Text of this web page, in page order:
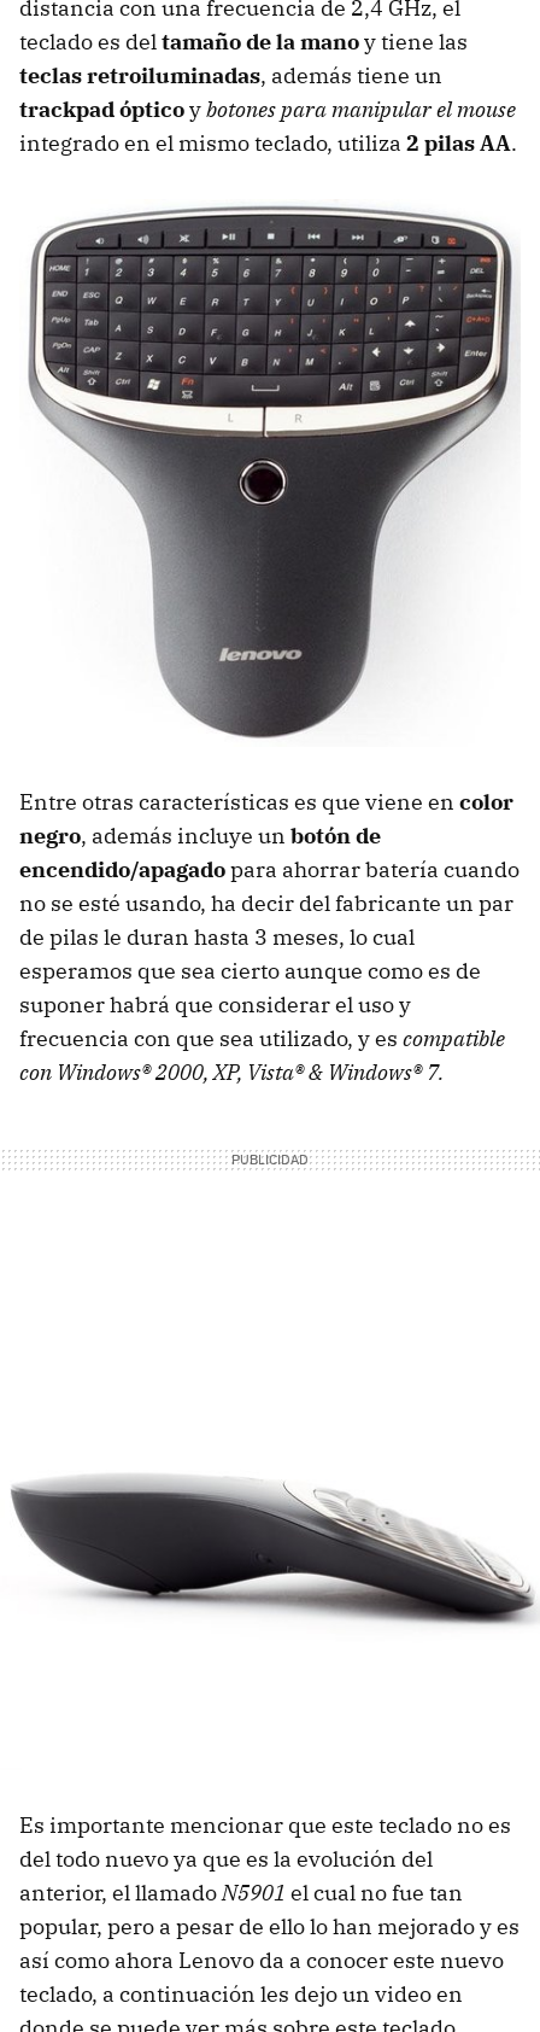
distancia con una frecuencia de 2,4 GHz, el
teclado es deltamaño de la manoy tiene las
teclas retroiluminadas, además tiene un
trackpad ópticoybotones para manipular el mouse
integrado en el mismo teclado, utiliza 2 pilas AA.
Entre otras características es que viene en color
negro, además incluye un botón de
encendido/apagadopara ahorrar batería cuando
no se esté usando, ha decir del fabricante un par
de pilas le duran hasta 3 meses, lo cual
esperamos que sea cierto aunque como es de
suponer habrá que considerar el uso y
frecuencia con que sea utilizado, y es compatible
con Windows® 2000, XP, Vista® & Windows® 7.
Es importante mencionar que este teclado no es
del todo nuevo ya que es la evolución del
anterior, el llamadoN5901 el cual no fue tan
popular, pero a pesar de ello lo han mejorado y es
así como ahora Lenovo da a conocer este nuevo
teclado, a continuación les dejo un video en